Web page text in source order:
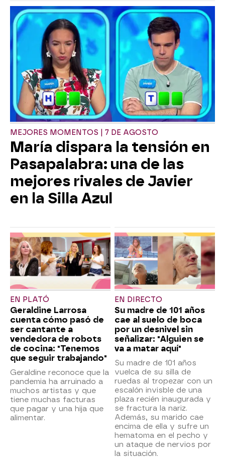
MEJORES MOMENTOS | 7 DE AGOSTO
María dispara la tensión en
Pasapalabra: una de las
mejores rivales de Javier
en la Silla Azul
EN PLATÓ
Geraldine Larrosa
cuenta cómo pasó de
ser cantante a
vendedora de robots
de cocina: "Tenemos
que seguir trabajando"
Geraldine reconoce que la
pandemia ha arruinado a
muchos artistas y que
tiene muchas facturas
que pagar y una hija que
alimentar.
EN DIRECTO
Su madre de 101 años
cae al suelo de boca
por un desnivel sin
señalizar: "Alguien se
va a matar aquí"
Su madre de 101 años
vuelca de su silla de
ruedas al tropezar con un
escalón invisble de una
plaza recién inaugurada y
se fractura la nariz.
Además, su marido cae
encima de ella y sufre un
hematoma en el pecho y
un ataque de nervios por
la situación.